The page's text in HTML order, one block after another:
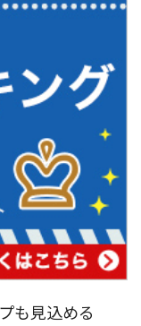
も見込める